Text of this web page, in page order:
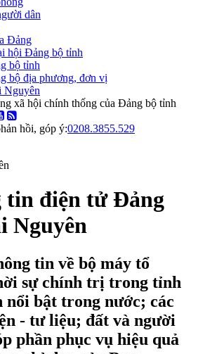
dân
Đảng
hội Đảng bộ tỉnh
bộ tỉnh
bộ địa phương, đơn vị
Nguyên
xã hội chính thống của Đảng bộ tỉnh
hồi, góp ý:0208.3855.529
tin điện tử Đảng
Nguyên
tin về bộ máy tổ
sự chính trị trong tỉnh
nổi bật trong nước; các
- tư liệu; đất và người
phần phục vụ hiệu quả